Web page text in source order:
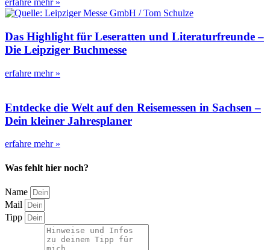
erfahre mehr »
Das Highlight für Leseratten und Literaturfreunde –
Die Leipziger Buchmesse
erfahre mehr »
Entdecke die Welt auf den Reisemessen in Sachsen –
Dein kleiner Jahresplaner
erfahre mehr »
Was fehlt hier noch?
Name
Mail
Tipp